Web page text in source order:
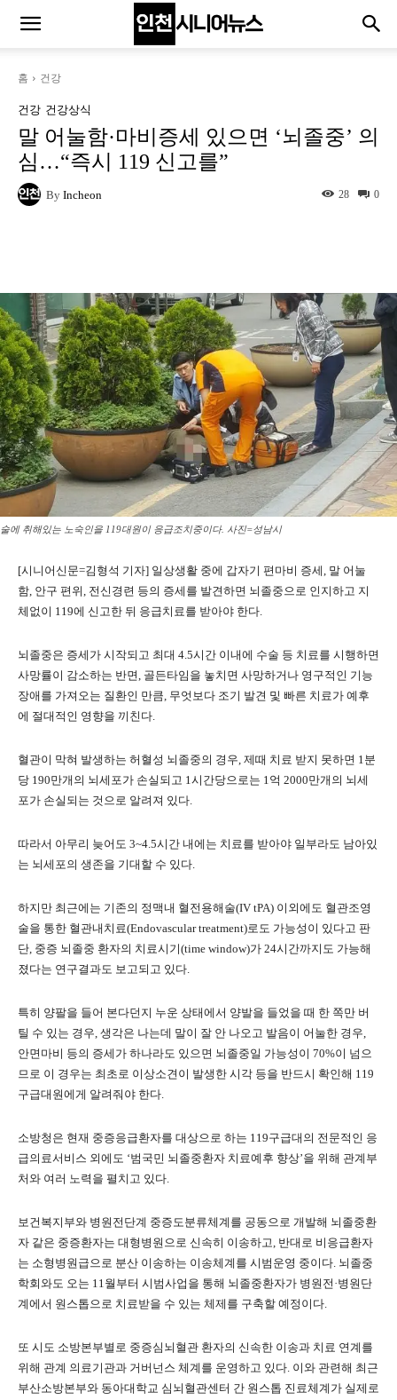
홈 건강
건강 건강상식
말 어눌함·마비증세 있으면 ‘뇌졸중’ 의
심…“즉시 119 신고를”
By Incheon 0
28
술에 취해있는 노숙인을 119대원이 응급조치중이다. 사진=성남시
[시니어신문=김형석 기자] 일상생활 중에 갑자기 편마비 증세, 말 어눌
함, 안구 편위, 전신경련 등의 증세를 발견하면 뇌졸중으로 인지하고 지
체없이 119에 신고한 뒤 응급치료를 받아야 한다.
뇌졸중은 증세가 시작되고 최대 4.5시간 이내에 수술 등 치료를 시행하면
사망률이 감소하는 반면, 골든타임을 놓치면 사망하거나 영구적인 기능
장애를 가져오는 질환인 만큼, 무엇보다 조기 발견 및 빠른 치료가 예후
에 절대적인 영향을 끼친다.
혈관이 막혀 발생하는 허혈성 뇌졸중의 경우, 제때 치료 받지 못하면 1분
당 190만개의 뇌세포가 손실되고 1시간당으로는 1억 2000만개의 뇌세
포가 손실되는 것으로 알려져 있다.
따라서 아무리 늦어도 3~4.5시간 내에는 치료를 받아야 일부라도 남아있
는 뇌세포의 생존을 기대할 수 있다.
하지만 최근에는 기존의 정맥내 혈전용해술(IV tPA) 이외에도 혈관조영
술을 통한 혈관내치료(Endovascular treatment)로도 가능성이 있다고 판
단, 중증 뇌졸중 환자의 치료시기(time window)가 24시간까지도 가능해
졌다는 연구결과도 보고되고 있다.
특히 양팔을 들어 본다던지 누운 상태에서 양발을 들었을 때 한 쪽만 버
틸 수 있는 경우, 생각은 나는데 말이 잘 안 나오고 발음이 어눌한 경우,
안면마비 등의 증세가 하나라도 있으면 뇌졸중일 가능성이 70%이 넘으
므로 이 경우는 최초로 이상소견이 발생한 시각 등을 반드시 확인해 119
구급대원에게 알려줘야 한다.
소방청은 현재 중증응급환자를 대상으로 하는 119구급대의 전문적인 응
급의료서비스 외에도 ‘범국민 뇌졸중환자 치료예후 향상’을 위해 관계부
처와 여러 노력을 펼치고 있다.
보건복지부와 병원전단계 중증도분류체계를 공동으로 개발해 뇌졸중환
자 같은 중증환자는 대형병원으로 신속히 이송하고, 반대로 비응급환자
는 소형병원급으로 분산 이송하는 이송체계를 시범운영 중이다. 뇌졸중
학회와도 오는 11월부터 시범사업을 통해 뇌졸중환자가 병원전·병원단
계에서 원스톱으로 치료받을 수 있는 체제를 구축할 예정이다.
또 시도 소방본부별로 중증심뇌혈관 환자의 신속한 이송과 치료 연계를
위해 관계 의료기관과 거버넌스 체계를 운영하고 있다. 이와 관련해 최근
부산소방본부와 동아대학교 심뇌혈관센터 간 원스톱 진료체계가 실제로